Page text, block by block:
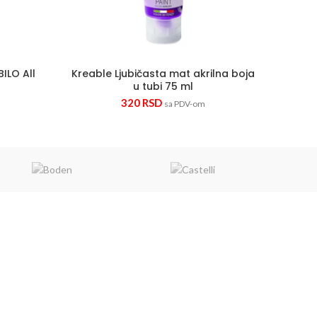
All
Kreable Ljubičasta mat akrilna boja
u tubi 75 ml
320 RSD sa PDV-om